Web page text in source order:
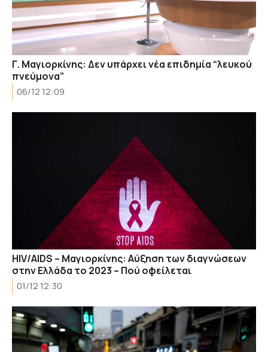
Γ. Μαγιορκίνης: Δεν υπάρχει νέα επιδημία “λευκού
πνεύμονα”
06/12 12:09
HIV/AIDS – Μαγιορκίνης: Αύξηση των διαγνώσεων
στην Ελλάδα το 2023 – Πού οφείλεται
01/12 12:30